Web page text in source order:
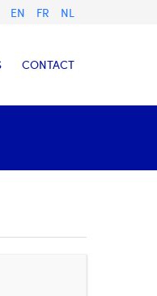
EN FR NL
CONTACT